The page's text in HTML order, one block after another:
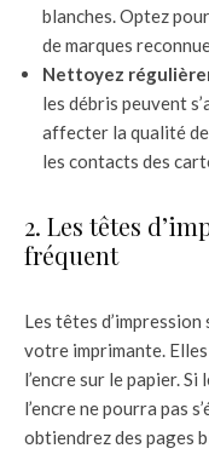
blanches. Optez
de marques
Nettoyez
les débris peuvent
affecter la qualité
les contacts des
2. Les têtes
fréquent
Les têtes
votre imprimante.
l’encre sur le papier.
l’encre ne pourra pas
obtiendrez des pages